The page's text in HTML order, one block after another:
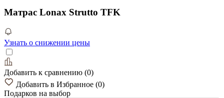
Матрас Lonax Strutto TFK
Узнать о снижении цены
Добавить к сравнению (0)
Добавить в Избранное (0)
Подарков на выбор